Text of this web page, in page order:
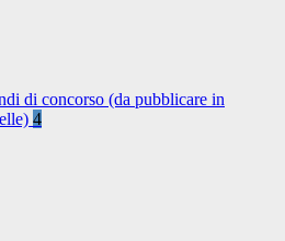
di concorso (da pubblicare in
4